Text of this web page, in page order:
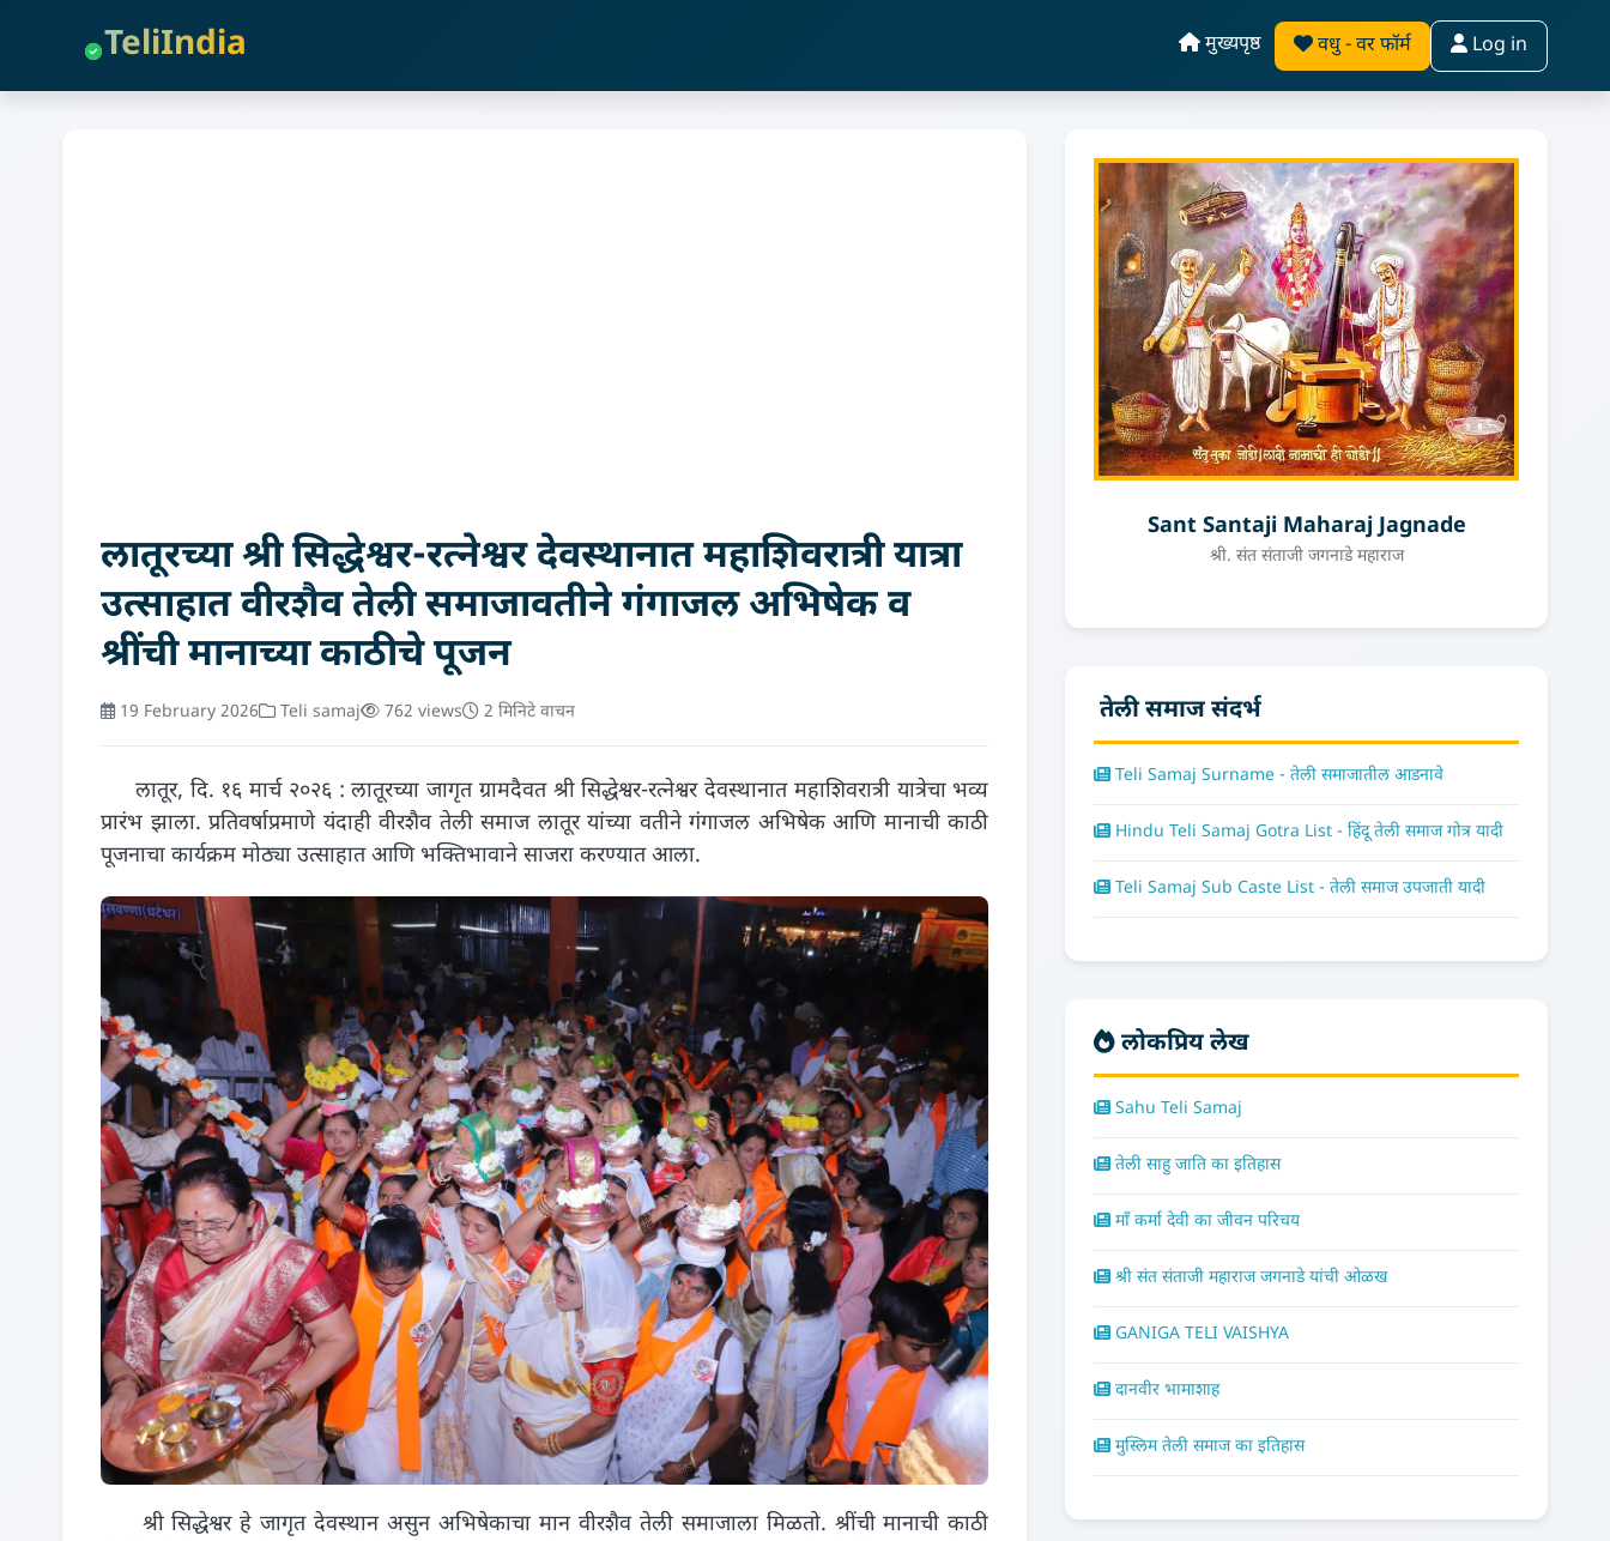
TeliIndia मुख्यपृष्ठ वधु - वर फॉर्म Log in
लातूरच्या श्री सिद्धेश्वर-रत्नेश्वर देवस्थानात महाशिवरात्री यात्रा
उत्साहात वीरशैव तेली समाजावतीने गंगाजल अभिषेक व
श्रींची मानाच्‍या काठीचे पूजन
19 February 2026 Teli samaj 762 views 2 मिनिटे वाचन
लातूर, दि. १६ मार्च २०२६ : लातूरच्या जागृत ग्रामदैवत श्री सिद्धेश्वर-रत्नेश्वर देवस्थानात महाशिवरात्री यात्रेचा भव्य
प्रारंभ झाला. प्रतिवर्षाप्रमाणे यंदाही वीरशैव तेली समाज लातूर यांच्या वतीने गंगाजल अभिषेक आणि मानाची काठी
पूजनाचा कार्यक्रम मोठ्या उत्साहात आणि भक्तिभावाने साजरा करण्यात आला.
श्री सिद्धेश्वर हे जागृत देवस्थान असुन अभिषेकाचा मान वीरशैव तेली समाजाला मिळतो. श्रींची मानाची काठी
Sant Santaji Maharaj Jagnade
श्री. संत संताजी जगनाडे महाराज
तेली समाज संदर्भ
Teli Samaj Surname - तेली समाजातील आडनावे
Hindu Teli Samaj Gotra List - हिंदू तेली समाज गोत्र यादी
Teli Samaj Sub Caste List - तेली समाज उपजाती यादी
लोकप्रिय लेख
Sahu Teli Samaj
तेली साहु जाति का इतिहास
माँ कर्मा देवी का जीवन परिचय
श्री संत संताजी महाराज जगनाडे यांची ओळख
GANIGA TELI VAISHYA
दानवीर भामाशाह
मुस्लिम तेली समाज का इतिहास